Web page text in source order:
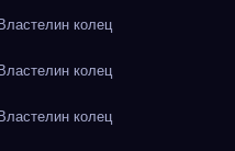
колец
колец
колец